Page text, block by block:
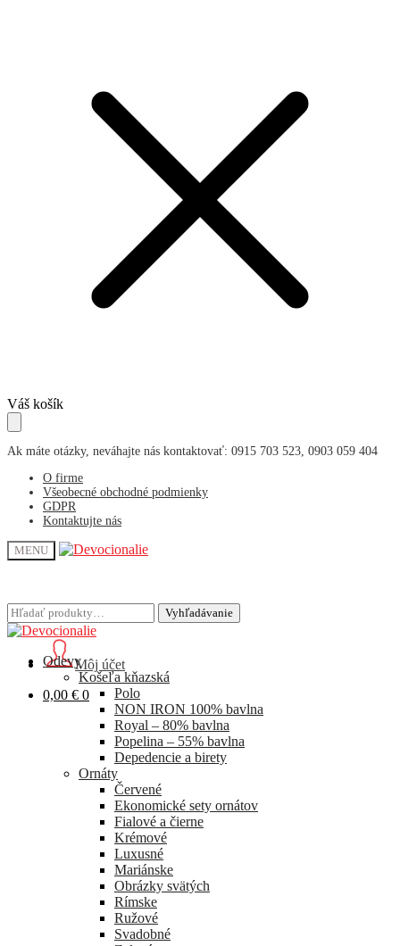
Skip
to
navigation
Skip
to
content
Váš košík
Ak máte otázky, neváhajte nás kontaktovať: 0915 703 523, 0903 059 404
O firme
Všeobecné obchodné podmienky
GDPR
Kontaktujte nás
MENU
Hľadať: Vyhľadávanie
Môj účet
0,00 € 0
Hľadať: Vyhľadávanie
Odevy
Košeľa kňazská
Polo
NON IRON 100% bavlna
Royal – 80% bavlna
Popelina – 55% bavlna
Depedencie a birety
Ornáty
Červené
Ekonomické sety ornátov
Fialové a čierne
Krémové
Luxusné
Mariánske
Obrázky svätých
Rímske
Ružové
Svadobné